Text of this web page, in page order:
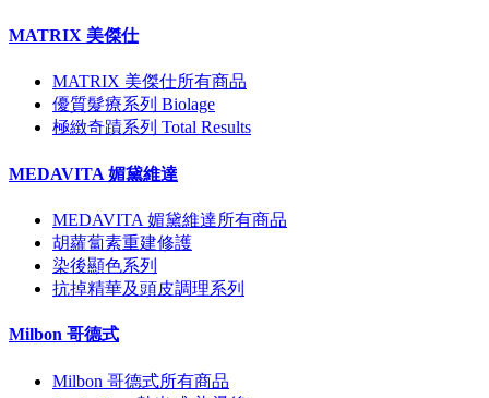
MATRIX 美傑仕
MATRIX 美傑仕所有商品
優質髮療系列 Biolage
極緻奇蹟系列 Total Results
MEDAVITA 媚黛維達
MEDAVITA 媚黛維達所有商品
胡蘿蔔素重建修護
染後顯色系列
抗掉精華及頭皮調理系列
Milbon 哥德式
Milbon 哥德式所有商品